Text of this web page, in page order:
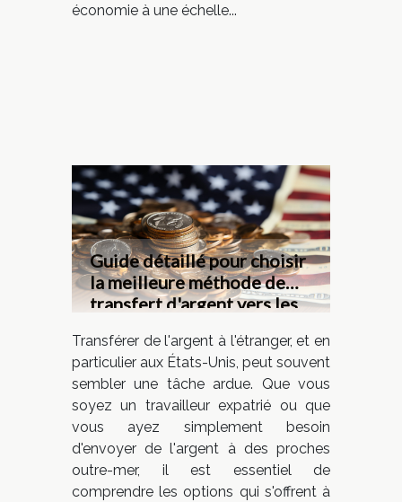
économie à une échelle...
Guide détaillé pour choisir
la meilleure méthode de
transfert d'argent vers les
Transférer de l'argent à l'étranger, et en
particulier aux États-Unis, peut souvent
sembler une tâche ardue. Que vous
soyez un travailleur expatrié ou que
vous ayez simplement besoin
d'envoyer de l'argent à des proches
outre-mer, il est essentiel de
comprendre les options qui s'offrent à